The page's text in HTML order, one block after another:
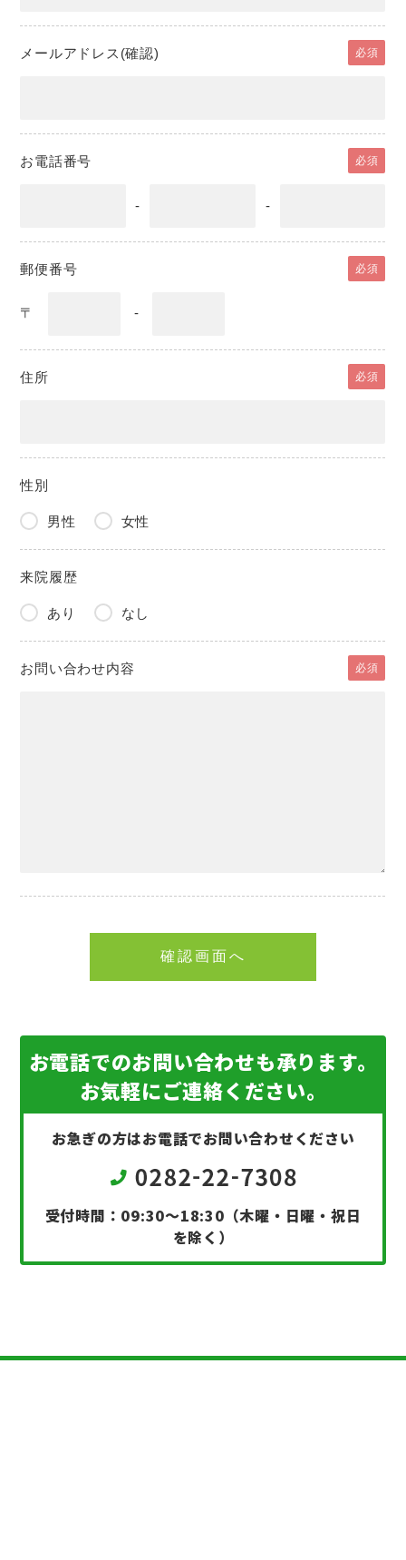
メールアドレス(確認) 必須
お電話番号 必須
- -
郵便番号 必須
〒 -
住所 必須
性別
男性 女性
来院履歴
あり なし
お問い合わせ内容 必須
お電話でのお問い合わせも承ります。
お気軽にご連絡ください。
お急ぎの方はお電話でお問い合わせください
受付時間：09:30～18:30（木曜・日曜・祝日
を除く）